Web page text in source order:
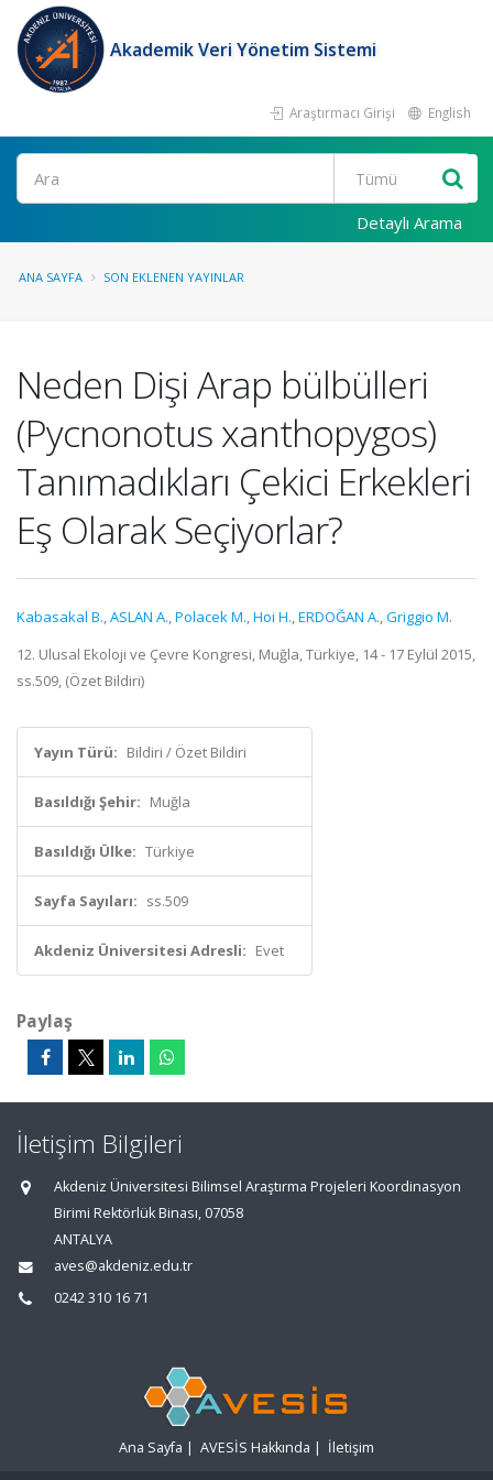
Akademik Veri Yönetim Sistemi
Araştırmacı Girişi English
Ara
Detaylı Arama
ANA SAYFA SON EKLENEN YAYINLAR
Neden Dişi Arap bülbülleri
(Pycnonotus xanthopygos)
Tanımadıkları Çekici Erkekleri
Eş Olarak Seçiyorlar?
Kabasakal B.,ASLAN A.,Polacek M.,Hoi H.,ERDOĞAN A.,Griggio M.
12. Ulusal Ekoloji ve Çevre Kongresi, Muğla, Türkiye, 14 - 17 Eylül 2015,
ss.509, (Özet Bildiri)
Yayın Türü: Bildiri / Özet Bildiri
Basıldığı Şehir: Muğla
Basıldığı Ülke: Türkiye
Sayfa Sayıları: ss.509
Akdeniz Üniversitesi Adresli: Evet
Paylaş
İletişim Bilgileri
Akdeniz Üniversitesi Bilimsel Araştırma Projeleri Koordinasyon
Birimi Rektörlük Binası, 07058
ANTALYA
aves@akdeniz.edu.tr
0242 310 16 71
Ana Sayfa | AVESİS Hakkında | İletişim